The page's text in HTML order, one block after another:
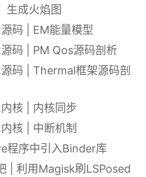
生成火焰图
码 | EM能量模型
码 | PM Qos源码剖析
码 | Thermal框架源码剖
核 | 内核同步
核 | 中断机制
程序中引入Binder库
| 利用Magisk刷LSPosed